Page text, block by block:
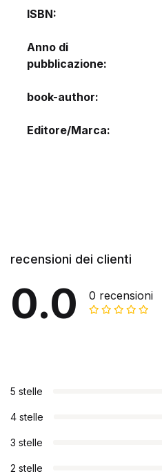
ISBN
Anno di
pubblicazione
book-author
Editore/Marca
recensioni dei clienti
0.0 0 recensioni
5 stelle
4 stelle
3 stelle
2 stelle